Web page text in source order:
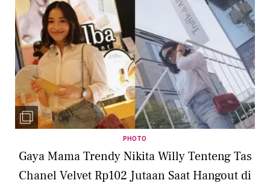
PHOTO
Gaya Mama Trendy Nikita Willy Tenteng Tas
Chanel Velvet Rp102 Jutaan Saat Hangout di